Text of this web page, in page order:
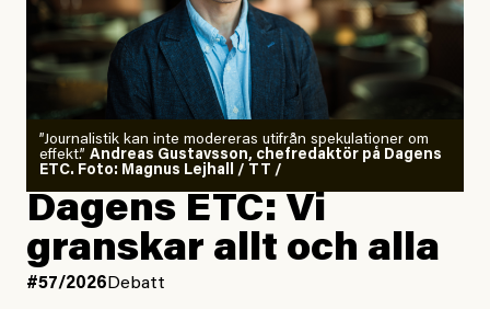
”Journalistik kan inte modereras utifrån spekulationer om
effekt.” Andreas Gustavsson, chefredaktör på Dagens
ETC. Foto: Magnus Lejhall / TT /
Dagens ETC: Vi
granskar allt och alla
#57/2026 Debatt